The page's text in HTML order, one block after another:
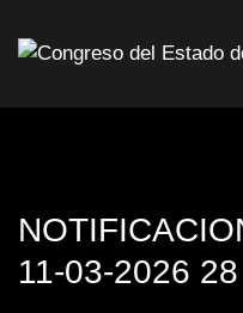
11-03-2026 28